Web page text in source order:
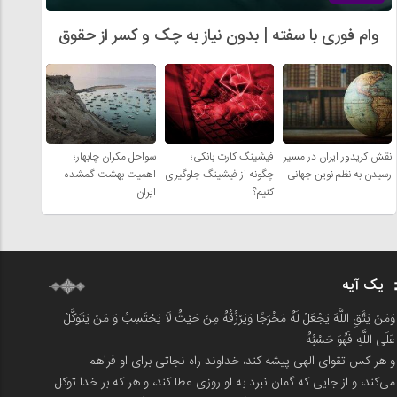
وام فوری با سفته | بدون نیاز به چک و کسر از حقوق
نقش کریدور ایران در مسیر
رسیدن به نظم نوین جهانی
فیشینگ کارت بانکی؛
چگونه از فیشینگ جلوگیری
کنیم؟
سواحل مکران چابهار؛
اهمیت بهشت گمشده
ایران
یک آیه
وَمَنْ يَتَّقِ اللَّهَ يَجْعَلْ لَهُ مَخْرَجًا وَيَرْزُقْهُ مِنْ حَيْثُ لَا يَحْتَسِبُ وَ مَنْ يَتَوَكَّلْ
عَلَى اللَّهِ فَهُوَ حَسْبُهُ
و هر کس تقوای الهی پیشه کند، خداوند راه نجاتی برای او فراهم
می‌کند، و از جایی که گمان نبرد به او روزی عطا کند، و هر که بر خدا توکل